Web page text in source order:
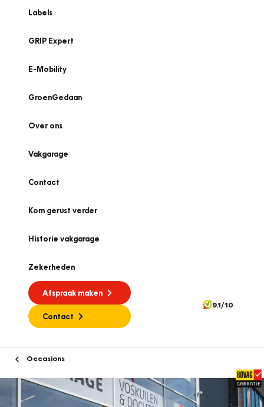
Labels
GRIP Expert
E-Mobility
GroenGedaan
Over ons
Vakgarage
Contact
Kom gerust verder
Historie vakgarage
Zekerheden
Afspraak maken
Contact
9.1/10
Occasions